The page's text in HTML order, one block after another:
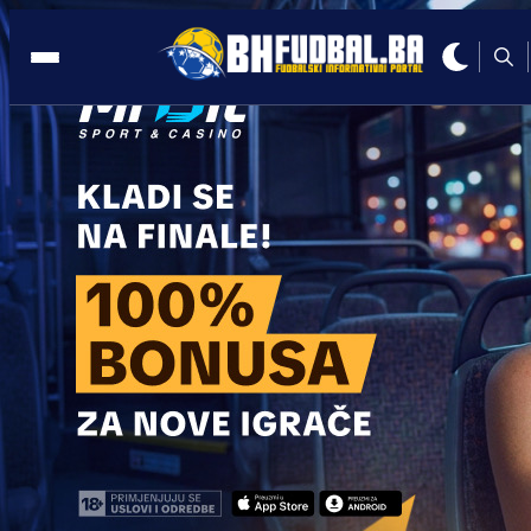
MARINA MUNTANER
01:18, 22.08.2020
Hodala sa Asensiom i Navarrom, a sad
uživa sa Zidaneovim sinom
Autor:
BHFudbal.ba 2